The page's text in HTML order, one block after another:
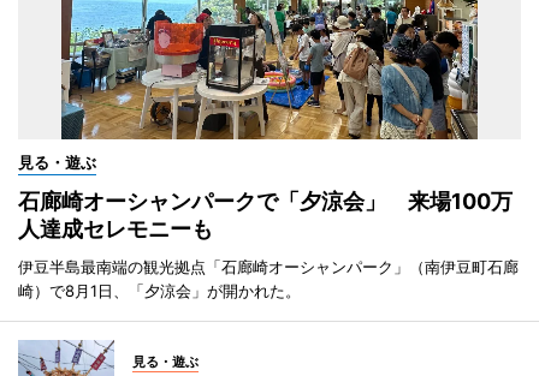
見る・遊ぶ
石廊崎オーシャンパークで「夕涼会」 来場100万
人達成セレモニーも
伊豆半島最南端の観光拠点「石廊崎オーシャンパーク」（南伊豆町石廊
崎）で8月1日、「夕涼会」が開かれた。
見る・遊ぶ